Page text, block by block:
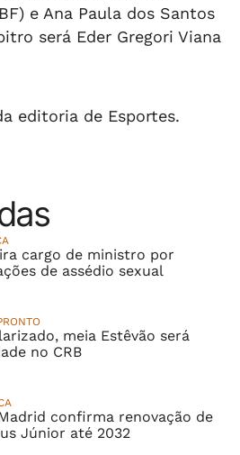
e Ana Paula dos Santos
será Eder Gregori Viana
editoria de Esportes.
cargo de ministro por
de assédio sexual
meia Estêvão será
no CRB
confirma renovação de
Júnior até 2032